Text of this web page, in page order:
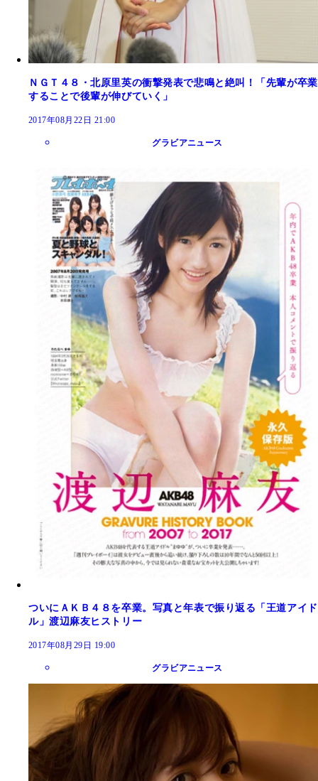
ＮＧＴ４８・北原里英の衝撃発表で悲鳴と絶叫！「先輩が卒業
することで後輩が伸びていく」
2017年08月22日 21:00
グラビアニュース
ついにＡＫＢ４８を卒業。写真と年表で振り返る「王道アイド
ル」渡辺麻友ヒストリー
2017年08月29日 19:00
グラビアニュース